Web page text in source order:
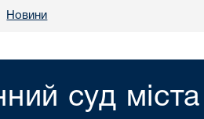
Новини
суд